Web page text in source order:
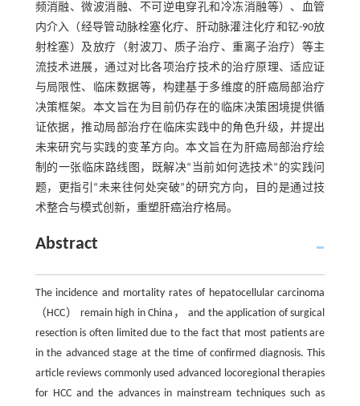
频消融、微波消融、不可逆电穿孔和冷冻消融等）、血管
内介入（经导管动脉栓塞化疗、肝动脉灌注化疗和钇-90放
射栓塞）及放疗（射波刀、质子治疗、重离子治疗）等主
流技术进展，通过对比各项治疗技术的治疗原理、适应证
与局限性、临床数据等，构建基于多维度的肝癌局部治疗
决策框架。本文旨在为目前仍存在的临床决策困境提供循
证依据，推动局部治疗在临床实践中的角色升级，并提出
未来研究与实践的变革方向。本文旨在为肝癌局部治疗绘
制的一张临床路线图，既解决“当前如何选技术”的实践问
题，更指引“未来往何处突破”的研究方向，目的是通过技
术整合与模式创新，重塑肝癌治疗格局。
Abstract
The incidence and mortality rates of hepatocellular carcinoma
（HCC） remain high in China， and the application of surgical
resection is often limited due to the fact that most patients are
in the advanced stage at the time of confirmed diagnosis. This
article reviews commonly used advanced locoregional therapies
for HCC and the advances in mainstream techniques such as